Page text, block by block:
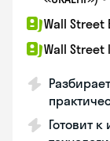
Wall Street
Wall
Готовит